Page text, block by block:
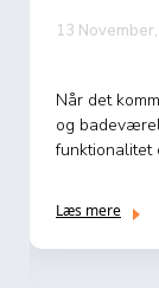
11
Når
virkelighed,
Læs mere